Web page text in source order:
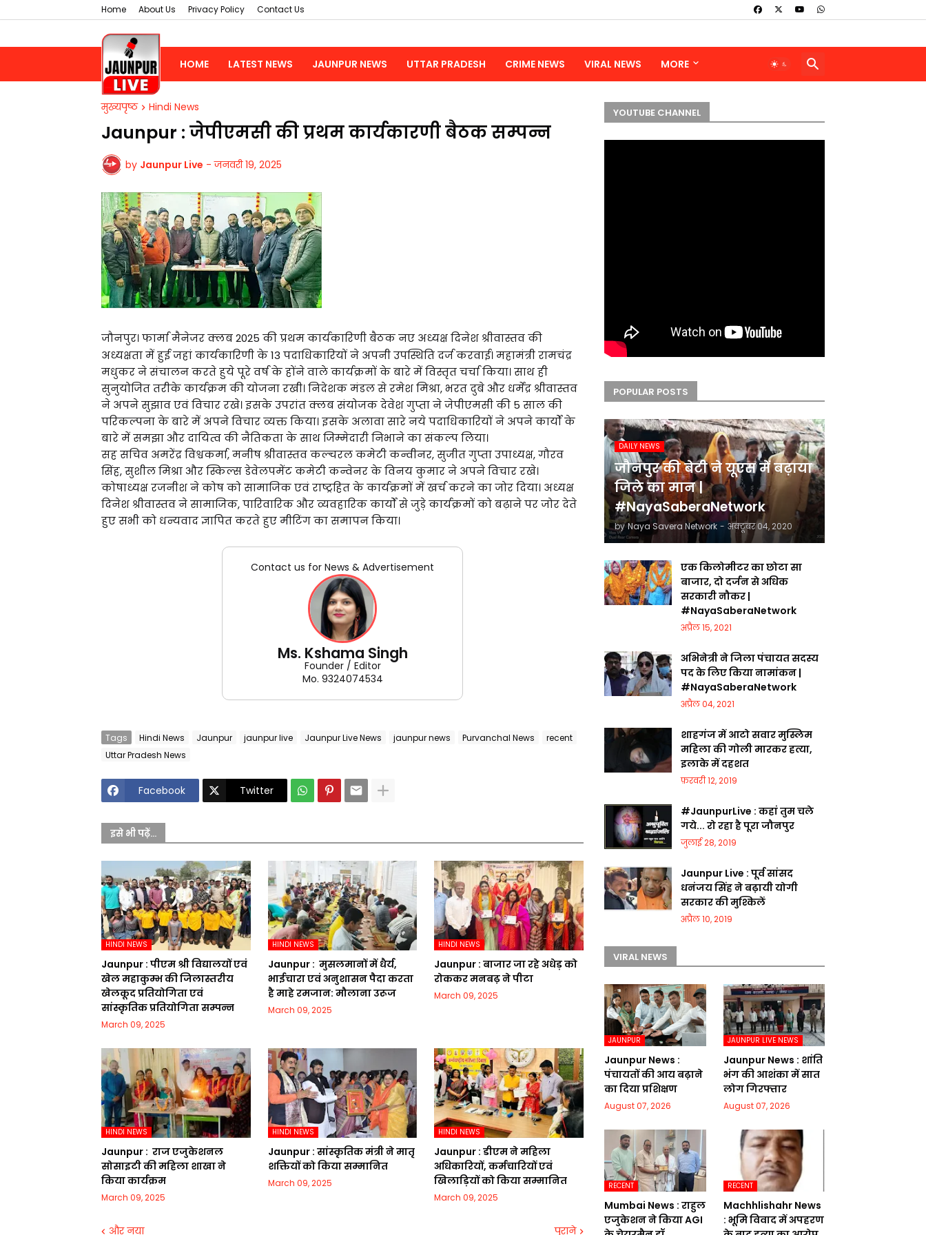
Home About Us Privacy Policy Contact Us
HOME LATEST NEWS JAUNPUR NEWS UTTAR PRADESH CRIME NEWS VIRAL NEWS MORE
मुख्यपृष्ठ Hindi News
Jaunpur : जेपीएमसी की प्रथम कार्यकारणी बैठक सम्पन्न
by Jaunpur Live - जनवरी 19, 2025
जौनपुर। फार्मा मैनेजर क्लब 2025 की प्रथम कार्यकारिणी बैठक नए अध्यक्ष दिनेश श्रीवास्तव की
अध्यक्षता में हुई जहां कार्यकारिणी के 13 पदाधिकारियों ने अपनी उपस्थिति दर्ज करवाई। महामंत्री रामचंद्र
मधुकर ने संचालन करते हुये पूरे वर्ष के होंने वाले कार्यक्रमों के बारे में विस्तृत चर्चा किया। साथ ही
सुनुयोजित तरीके कार्यक्रम की योजना रखी। निदेशक मंडल से रमेश मिश्रा, भरत दुबे और धर्मेंद्र श्रीवास्तव
ने अपने सुझाव एवं विचार रखे। इसके उपरांत क्लब संयोजक देवेश गुप्ता ने जेपीएमसी की 5 साल की
परिकल्पना के बारे में अपने विचार व्यक्त किया। इसके अलावा सारे नये पदाधिकारियों ने अपने कार्यों के
बारे में समझा और दायित्व की नैतिकता के साथ जिम्मेदारी निभाने का संकल्प लिया।
सह सचिव अमरेंद्र विश्वकर्मा, मनीष श्रीवास्तव कल्चरल कमेटी कन्वीनर, सुजीत गुप्ता उपाध्यक्ष, गौरव
सिंह, सुशील मिश्रा और स्किल्स डेवेलपमेंट कमेटी कन्वेनर के विनय कुमार ने अपने विचार रखे।
कोषाध्यक्ष रजनीश ने कोष को सामाजिक एवं राष्ट्रहित के कार्यक्रमों में खर्च करने का जोर दिया। अध्यक्ष
दिनेश श्रीवास्तव ने सामाजिक, पारिवारिक और व्यवहारिक कार्यों से जुड़े कार्यक्रमों को बढ़ाने पर जोर देते
हुए सभी को धन्यवाद ज्ञापित करते हुए मीटिंग का समापन किया।
Contact us for News & Advertisement
Ms. Kshama Singh
Founder / Editor
Mo. 9324074534
Tags Hindi News Jaunpur jaunpur live Jaunpur Live News jaunpur news Purvanchal News
recent
Uttar Pradesh News
Facebook Twitter
इसे भी पढ़ें...
HINDI NEWS
Jaunpur :​ पीएम श्री विद्यालयों एवं
खेल महाकुम्भ की जिलास्तरीय
खेलकूद प्रतियोगिता एवं
सांस्कृतिक प्रतियोगिता सम्पन्न
March 09, 2025
HINDI NEWS
Jaunpur : ​ मुसलमानों में धैर्य,
भाईचारा एवं अनुशासन पैदा करता
है माहे रमजान: मौलाना उरूज
March 09, 2025
HINDI NEWS
Jaunpur :​ बाजार जा रहे अधेड़ को
रोककर मनबढ़ ने पीटा
March 09, 2025
HINDI NEWS
Jaunpur : ​ ​राज एजुकेशनल
सोसाइटी की महिला शाखा ने
किया कार्यक्रम
March 09, 2025
HINDI NEWS
Jaunpur :​ सांस्कृतिक मंत्री ने मातृ
शक्तियों को किया सम्मानित
March 09, 2025
HINDI NEWS
Jaunpur :​ डीएम ने महिला
अधिकारियों, कर्मचारियों एवं
खिलाड़ियों को किया सम्मानित
March 09, 2025
और नया पुराने
YOUTUBE CHANNEL
POPULAR POSTS
DAILY NEWS
जौनपुर की बेटी ने यूएस में बढ़ाया
जिले का मान |
#NayaSaberaNetwork
by Naya Savera Network - अक्टूबर 04, 2020
एक किलोमीटर का छोटा सा
बाजार, दो दर्जन से अधिक
सरकारी नौकर |
#NayaSaberaNetwork
अप्रैल 15, 2021
अभिनेत्री ने जिला पंचायत सदस्य
पद के लिए किया नामांकन |
#NayaSaberaNetwork
अप्रैल 04, 2021
शाहगंज में आटो सवार मुस्लिम
महिला की गोली मारकर हत्या,
इलाके में दहशत
फ़रवरी 12, 2019
#JaunpurLive : कहां तुम चले
गये... रो रहा है पूरा जौनपुर
जुलाई 28, 2019
Jaunpur Live : पूर्व सांसद
धनंजय सिंह ने बढ़ायी योगी
सरकार की मुश्किलें
अप्रैल 10, 2019
VIRAL NEWS
JAUNPUR
Jaunpur News :
पंचायतों की आय बढ़ाने
का दिया प्रशिक्षण
August 07, 2026
JAUNPUR LIVE NEWS
Jaunpur News : शांति
भंग की आशंका में सात
लोग गिरफ्तार
August 07, 2026
RECENT
Mumbai News : राहुल
एजुकेशन ने किया AGI
RECENT
Machhlishahr News
: भूमि विवाद में अपहरण